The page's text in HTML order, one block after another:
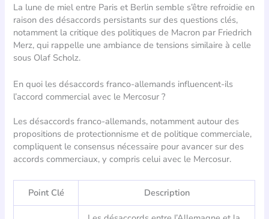
La lune de miel entre Paris et Berlin semble s’être refroidie en
raison des désaccords persistants sur des questions clés,
notamment la critique des politiques de Macron par Friedrich
Merz, qui rappelle une ambiance de tensions similaire à celle
sous Olaf Scholz.
En quoi les désaccords franco-allemands influencent-ils
l’accord commercial avec le Mercosur ?
Les désaccords franco-allemands, notamment autour des
propositions de protectionnisme et de politique commerciale,
compliquent le consensus nécessaire pour avancer sur des
accords commerciaux, y compris celui avec le Mercosur.
Point Clé Description